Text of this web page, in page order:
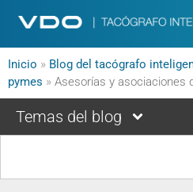
Inicio » Blog del tacógrafo
pymes » Asesorías y asociaciones
Temas del blog